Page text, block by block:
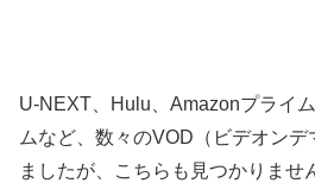
U-NEXT、Hulu、Amazonプライ
ムなど、数々のVOD（ビデオン
ましたが、こちらも見つかりませ